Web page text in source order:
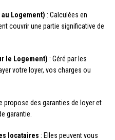
Logement) : Calculées en
couvrir une partie significative de
le Logement) : Géré par les
votre loyer, vos charges ou
propose des garanties de loyer et
garantie.
locataires : Elles peuvent vous